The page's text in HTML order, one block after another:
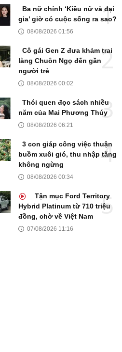
Ba nữ chính ‘Kiều nữ và đại
gia’ giờ có cuộc sống ra sao?
08/08/2026 01:56
Cô gái Gen Z đưa khảm trai
làng Chuôn Ngọ đến gần
người trẻ
08/08/2026 00:02
Thói quen đọc sách nhiều
năm của Mai Phương Thúy
08/08/2026 06:21
3 con giáp công việc thuận
buồm xuôi gió, thu nhập tăng
không ngừng
08/08/2026 00:34
Tận mục Ford Territory
Hybrid Platinum từ 710 triệu
đồng, chờ về Việt Nam
07/08/2026 11:16